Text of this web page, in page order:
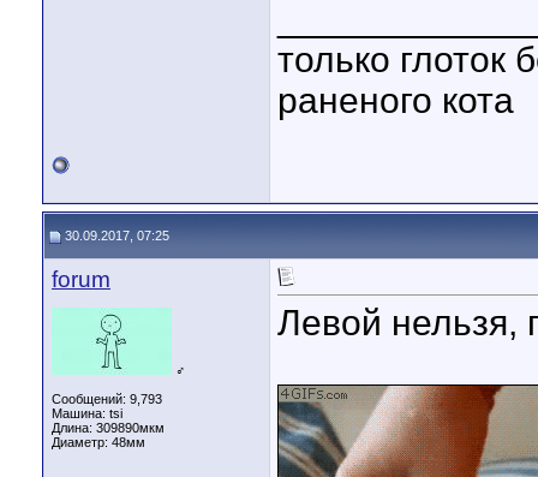
только глоток
раненого кота
30.09.2017, 07:25
forum
♂
Сообщений: 9,793
Машина: tsi
Длина: 309890мкм
Диаметр: 48мм
Левой нельзя,